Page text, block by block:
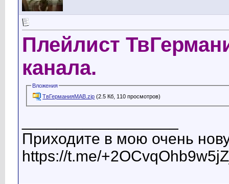
Плейлист
канала.
Вложения
ТвГерманияМАВ.zip (2.5 Кб, 110 просмотров)
Приходите в мою очень
https://t.me/